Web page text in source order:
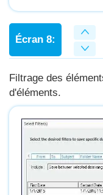
Écran 8:
Filtrage des
d'éléments.